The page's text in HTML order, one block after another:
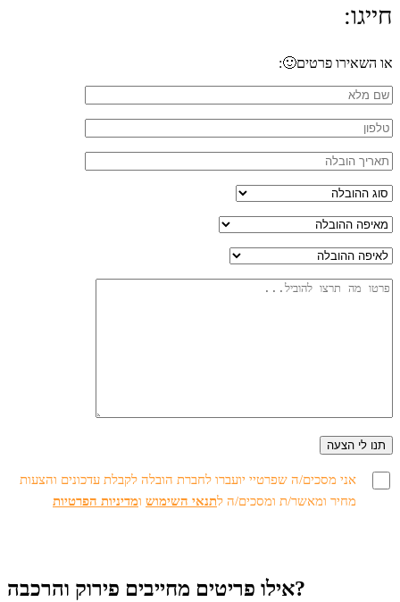
חייגו:
או השאירו פרטים🙂:
אני מסכים/ה שפרטיי יועברו לחברת הובלה לקבלת עדכונים והצעות
מחיר ומאשר/ת ומסכים/ה לתנאי השימוש ומדיניות הפרטיות
אילו פריטים מחייבים פירוק והרכבה?